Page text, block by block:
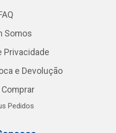
Somos
Privacidade
e Devolução
Pedidos